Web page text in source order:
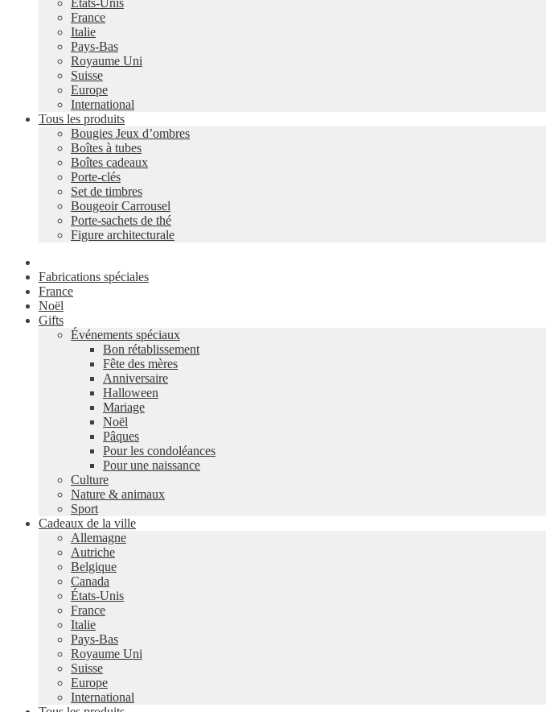
États-Unis
France
Italie
Pays-Bas
Royaume Uni
Suisse
Europe
International
Tous les produits
Bougies Jeux d’ombres
Boîtes à tubes
Boîtes cadeaux
Porte-clés
Set de timbres
Bougeoir Carrousel
Porte-sachets de thé
Figure architecturale
Fabrications spéciales
France
Noël
Gifts
Événements spéciaux
Bon rétablissement
Fête des mères
Anniversaire
Halloween
Mariage
Noël
Pâques
Pour les condoléances
Pour une naissance
Culture
Nature & animaux
Sport
Cadeaux de la ville
Allemagne
Autriche
Belgique
Canada
États-Unis
France
Italie
Pays-Bas
Royaume Uni
Suisse
Europe
International